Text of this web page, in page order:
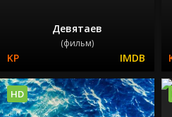
Девятаев
(фильм)
HD